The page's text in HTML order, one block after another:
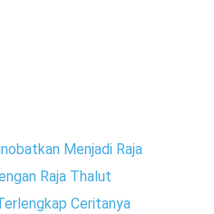
Menjadi Raja
Raja Thalut
Ceritanya